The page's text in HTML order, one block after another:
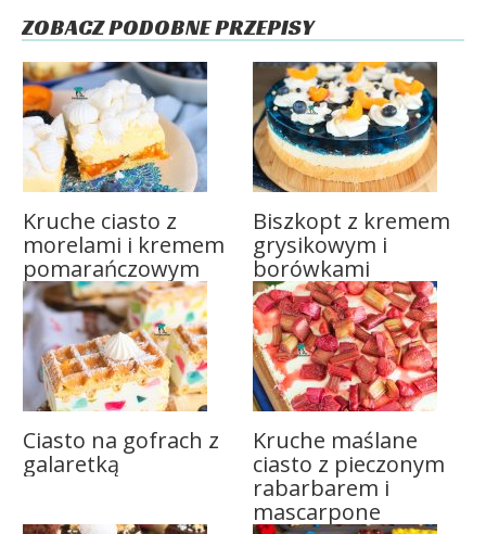
ZOBACZ PODOBNE PRZEPISY
Kruche ciasto z
morelami i kremem
pomarańczowym
Biszkopt z kremem
grysikowym i
borówkami
Ciasto na gofrach z
galaretką
Kruche maślane
ciasto z pieczonym
rabarbarem i
mascarpone